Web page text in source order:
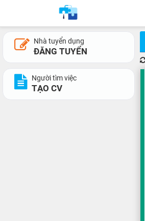
Nhà tuyển dụng
ĐĂNG TUYỂN
Người tìm việc
TẠO CV